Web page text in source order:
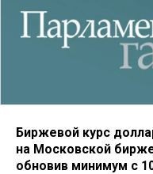
Биржевой курс
на Московской
обновив минимум с